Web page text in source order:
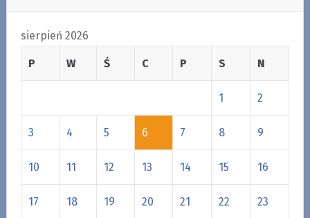
sierpień 2026
P W Ś C P S N
1 2
3 4 5 6 7 8 9
10 11 12 13 14 15 16
17 18 19 20 21 22 23